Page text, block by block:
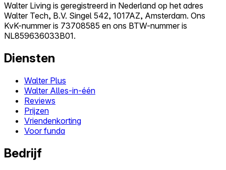
Walter Living is geregistreerd in Nederland op het adres
Walter Tech, B.V. Singel 542, 1017AZ, Amsterdam. Ons
KvK-nummer is 73708585 en ons BTW-nummer is
NL859636033B01.
Diensten
Walter Plus
Walter Alles-in-één
Reviews
Prijzen
Vriendenkorting
Voor funda
Bedrijf